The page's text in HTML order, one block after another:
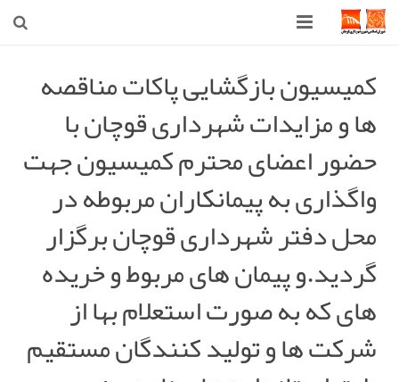
اخبار روز
ارتباط با ما
کمیسیون بازگشایی پاکات مناقصه
ها و مزایدات شهرداری قوچان با
حضور اعضای محترم کمیسیون جهت
واگذاری به پیمانکاران مربوطه در
محل دفتر شهرداری قوچان برگزار
گردید.و پیمان های مربوط و خریده
های که به صورت استعلام بها از
شرکت ها و تولید کنندگان مستقیم